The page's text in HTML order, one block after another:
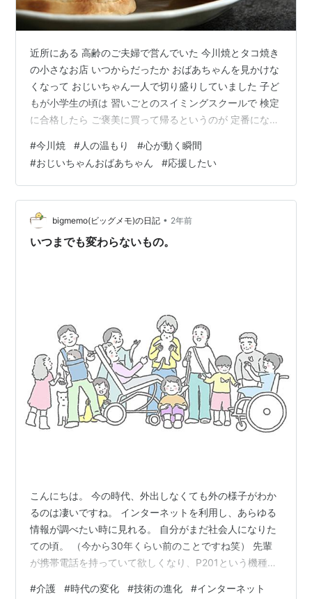
近所にある 高齢のご夫婦で営んでいた 今川焼とタコ焼き
の小さなお店 いつからだったか おばあちゃんを見かけな
くなって おじいちゃん一人で切り盛りしていました 子ど
もが小学生の頃は 習いごとのスイミングスクールで 検定
に合格したら ご褒美に買って帰るというのが 定番になっ
葉を聞いて 買い物帰りに二人で寄ってみました 『今川
焼』1個180円 以前は150円前後だったような・・・ この
ご時世仕方ないですね 私は定番の小倉が好き＾＾ 娘はカ
スタード 息子はチーズ それぞれ好きな味を選んで お会
計してもらうと 「ちょっとはみ出ちゃってるから全部
100円…
#今川焼 #人の温もり #心が動く瞬間
#おじいちゃんおばあちゃん #応援したい
bigmemo(ビッグメモ)の日記 • 2年前
いつまでも変わらないもの。
こんにちは。 今の時代、外出しなくても外の様子がわか
るのは凄いですね。 インターネットを利用し、あらゆる
情報が調べたい時に見れる。 自分がまだ社会人になりた
ての頃。 （今から30年くらい前のことですね笑） 先輩
が携帯電話を持っていて欲しくなり、P201という機種を
新聞より。 目次 ＜技術の進化＞ ＜時代の変化＞ ＜いつ
#介護 #時代の変化 #技術の進化 #インターネット